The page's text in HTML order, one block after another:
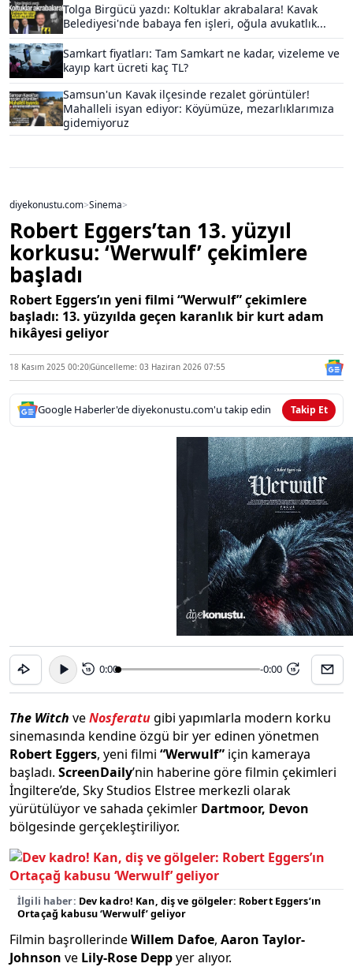
Tolga Birgücü yazdı: Koltuklar akrabalara! Kavak
Belediyesi'nde babaya fen işleri, oğula avukatlık...
Samkart fiyatları: Tam Samkart ne kadar, vizeleme ve
kayıp kart ücreti kaç TL?
Samsun'un Kavak ilçesinde rezalet görüntüler!
Mahalleli isyan ediyor: Köyümüze, mezarlıklarımıza
gidemiyoruz
diyekonustu.com>Sinema>
Robert Eggers’tan 13. yüzyıl
korkusu: ‘Werwulf’ çekimlere
başladı
Robert Eggers’ın yeni filmi “Werwulf” çekimlere
başladı: 13. yüzyılda geçen karanlık bir kurt adam
hikâyesi geliyor
18 Kasım 2025 00:20Güncelleme: 03 Haziran 2026 07:55
Google Haberler'de diyekonustu.com'u takip edin Takip Et
15 0:00 -0:00 15
The Witch veNosferatugibi yapımlarla modern korku
sinemasında kendine özgü bir yer edinen yönetmen
Robert Eggers, yeni filmi “Werwulf” için kameraya
başladı. ScreenDaily’nin haberine göre filmin çekimleri
İngiltere’de, Sky Studios Elstree merkezli olarak
yürütülüyor ve sahada çekimler Dartmoor, Devon
bölgesinde gerçekleştiriliyor.
İlgili haber: Dev kadro! Kan, diş ve gölgeler: Robert Eggers’ın
Ortaçağ kabusu ‘Werwulf’ geliyor
Filmin başrollerindeWillem Dafoe, Aaron Taylor-
Johnson ve Lily-Rose Deppyer alıyor.